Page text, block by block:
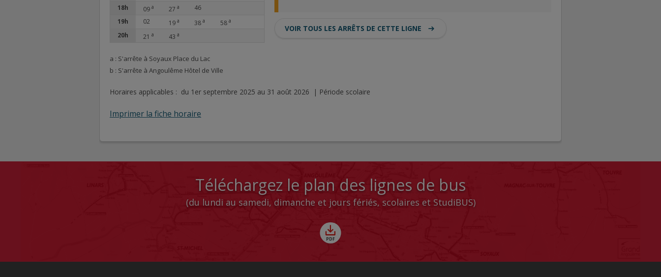
18h
09 a 27 a
46
19h
02 19 a 38 a 58 a
20h 21 a 43 a
a : S'arrête à Soyaux Place du Lac
b : S'arrête à Angoulême Hôtel de Ville
VOIR TOUS LES ARRÊTS DE CETTE LIGNE
Horaires applicables : du 1er septembre 2025 au 31 août 2026 | Période scolaire
Imprimer la fiche horaire
Téléchargez le plan des lignes de bus
(du lundi au samedi, dimanche et jours fériés, scolaires et StudiBUS)